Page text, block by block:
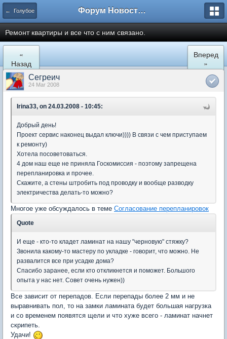
← Голубое Форум Новостройки
Ремонт квартиры и все что с ним связано.
«
Назад
Вперед
»
Сегреич
24 Mar 2008
Irina33, on 24.03.2008 - 10:45:
Добрый день!
Проект сервис наконец выдал ключи)))) В связи с чем приступаем
к ремонту)
Хотела посоветоваться.
4 дом наш еще не приняла Госкомиссия - поэтому запрещена
перепланировка и прочее.
Скажите, а стены штробить под проводку и вообще разводку
электричества делать-то можно?
Многое уже обсуждалось в теме Согласование перепланировок
Quote
И еще - кто-то кладет ламинат на нашу "черновую" стяжку?
Звонила какому-то мастеру по укладке - говорит, что можно. Не
развалится все при усадке дома?
Спасибо заранее, если кто откликнется и поможет. Большого
опыта у нас нет. Совет очень нужен))
Все зависит от перепадов. Если перепады более 2 мм и не
выравнивать пол, то на замки ламината будет большая нагрузка
и со временем появятся щели и что хуже всего - ламинат начнет
скрипеть.
Удачи!